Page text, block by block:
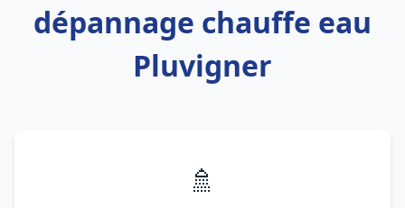
dépannage chauffe eau
Pluvigner
🚿